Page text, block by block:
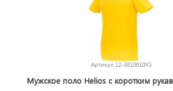
Артикул 12-3810610XS
Мужское поло Helios с коротким